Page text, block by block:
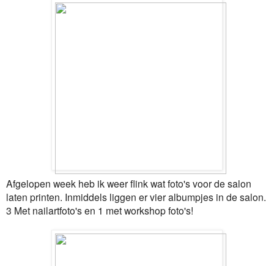
Afgelopen week heb ik weer flink wat foto's voor de salon
laten printen. Inmiddels liggen er vier albumpjes in de salon.
3 Met nailartfoto's en 1 met workshop foto's!